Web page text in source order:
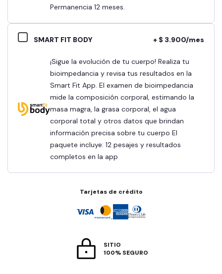
Permanencia 12 meses.
SMART FIT BODY + $ 3.900/mes
¡Sigue la evolución de tu cuerpo! Realiza tu
bioimpedancia y revisa tus resultados en la
Smart Fit App. El examen de bioimpedancia
mide la composición corporal, estimando la
masa magra, la grasa corporal, el agua
corporal total y otros datos que brindan
información precisa sobre tu cuerpo El
paquete incluye: 12 pesajes y resultados
completos en la app
Tarjetas de crédito
SITIO
100% SEGURO